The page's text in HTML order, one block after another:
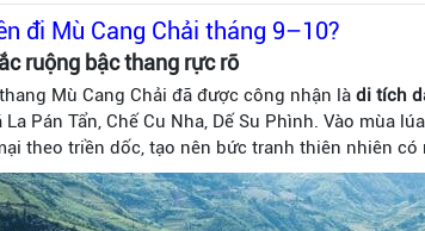
đi Mù Cang Chải tháng 9–10?
ruộng bậc thang rực rỡ
Mù Cang Chải đã được công nhận là di tích
La Pán Tẩn, Chế Cu Nha, Dế Su Phình. Vào mùa
theo triền dốc, tạo nên bức tranh thiên nhiên có